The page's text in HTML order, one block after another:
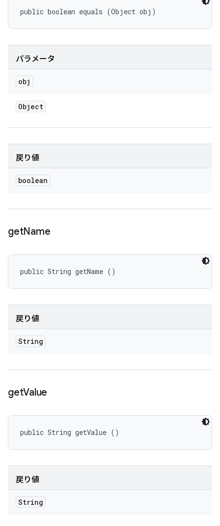
public boolean equals (Object obj)
パラメータ
obj
Object
戻り値
boolean
getName
public String getName ()
戻り値
String
getValue
public String getValue ()
戻り値
String